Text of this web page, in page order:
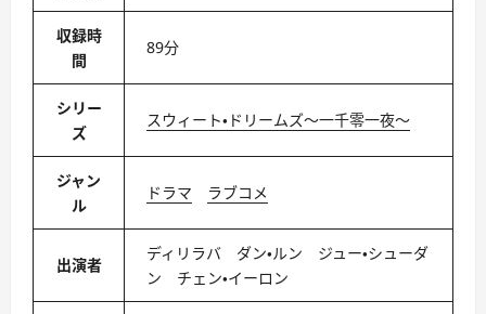
収録時
間
89分
シリー
ズ
スウィート・ドリームズ〜一千零一夜〜
ジャン
ル
ドラマ ラブコメ
出演者
ディリラバ ダン・ルン ジュー・シューダ
ン チェン・イーロン